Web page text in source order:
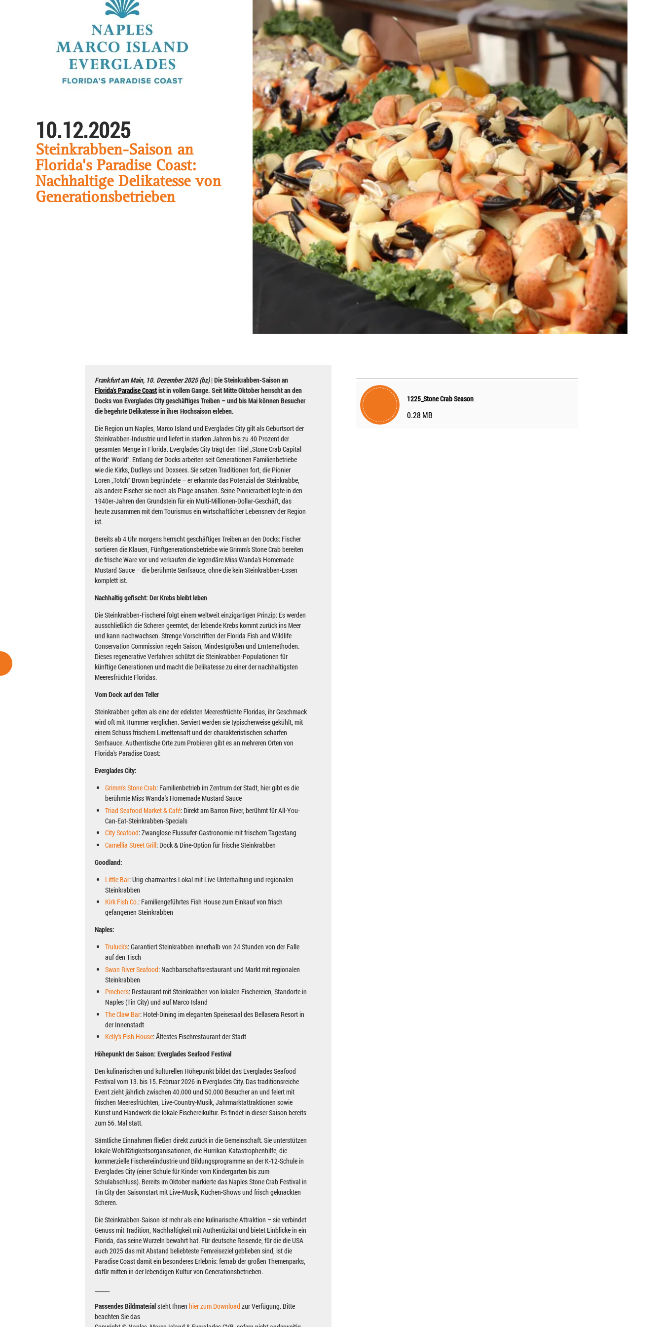
10.12.2025
Steinkrabben-Saison an
Florida's Paradise Coast:
Nachhaltige Delikatesse von
Generationsbetrieben
Frankfurt am Main, 10. Dezember 2025 (bz)| Die Steinkrabben-Saison an
Florida's Paradise Coastist in vollem Gange. Seit Mitte Oktober herrscht an den
Docks von Everglades City geschäftiges Treiben – und bis Mai können Besucher
die begehrte Delikatesse in ihrer Hochsaison erleben.
Die Region um Naples, Marco Island und Everglades City gilt als Geburtsort der
Steinkrabben-Industrie und liefert in starken Jahren bis zu 40 Prozent der
gesamten Menge in Florida. Everglades City trägt den Titel „Stone Crab Capital
of the World“. Entlang der Docks arbeiten seit Generationen Familienbetriebe
wie die Kirks, Dudleys und Doxsees. Sie setzen Traditionen fort, die Pionier
Loren „Totch“ Brown begründete – er erkannte das Potenzial der Steinkrabbe,
als andere Fischer sie noch als Plage ansahen. Seine Pionierarbeit legte in den
1940er-Jahren den Grundstein für ein Multi-Millionen-Dollar-Geschäft, das
heute zusammen mit dem Tourismus ein wirtschaftlicher Lebensnerv der Region
ist.
Bereits ab 4 Uhr morgens herrscht geschäftiges Treiben an den Docks: Fischer
sortieren die Klauen, Fünftgenerationsbetriebe wie Grimm's Stone Crab bereiten
die frische Ware vor und verkaufen die legendäre Miss Wanda's Homemade
Mustard Sauce – die berühmte Senfsauce, ohne die kein Steinkrabben-Essen
komplett ist.
Nachhaltig gefischt: Der Krebs bleibt leben
Die Steinkrabben-Fischerei folgt einem weltweit einzigartigen Prinzip: Es werden
ausschließlich die Scheren geerntet, der lebende Krebs kommt zurück ins Meer
und kann nachwachsen. Strenge Vorschriften der Florida Fish and Wildlife
Conservation Commission regeln Saison, Mindestgrößen und Erntemethoden.
Dieses regenerative Verfahren schützt die Steinkrabben-Populationen für
künftige Generationen und macht die Delikatesse zu einer der nachhaltigsten
Meeresfrüchte Floridas.
Vom Dock auf den Teller
Steinkrabben gelten als eine der edelsten Meeresfrüchte Floridas, ihr Geschmack
wird oft mit Hummer verglichen. Serviert werden sie typischerweise gekühlt, mit
einem Schuss frischem Limettensaft und der charakteristischen scharfen
Senfsauce. Authentische Orte zum Probieren gibt es an mehreren Orten von
Florida's Paradise Coast:
Everglades City:
Grimm's Stone Crab: Familienbetrieb im Zentrum der Stadt, hier gibt es die
berühmte Miss Wanda's Homemade Mustard Sauce
Triad Seafood Market & Café: Direkt am Barron River, berühmt für All-You-
Can-Eat-Steinkrabben-Specials
City Seafood: Zwanglose Flussufer-Gastronomie mit frischem Tagesfang
Camellia Street Grill: Dock & Dine-Option für frische Steinkrabben
Goodland:
Little Bar: Urig-charmantes Lokal mit Live-Unterhaltung und regionalen
Steinkrabben
Kirk Fish Co.: Familiengeführtes Fish House zum Einkauf von frisch
gefangenen Steinkrabben
Naples:
Truluck's: Garantiert Steinkrabben innerhalb von 24 Stunden von der Falle
auf den Tisch
Swan River Seafood: Nachbarschaftsrestaurant und Markt mit regionalen
Steinkrabben
Pincher’s: Restaurant mit Steinkrabben von lokalen Fischereien, Standorte in
Naples (Tin City) und auf Marco Island
The Claw Bar: Hotel-Dining im eleganten Speisesaal des Bellasera Resort in
der Innenstadt
Kelly’s Fish House: Ältestes Fischrestaurant der Stadt
Höhepunkt der Saison: Everglades Seafood Festival
Den kulinarischen und kulturellen Höhepunkt bildet das Everglades Seafood
Festival vom 13. bis 15. Februar 2026 in Everglades City. Das traditionsreiche
Event zieht jährlich zwischen 40.000 und 50.000 Besucher an und feiert mit
frischen Meeresfrüchten, Live-Country-Musik, Jahrmarktattraktionen sowie
Kunst und Handwerk die lokale Fischereikultur. Es findet in dieser Saison bereits
zum 56. Mal statt.
Sämtliche Einnahmen fließen direkt zurück in die Gemeinschaft. Sie unterstützen
lokale Wohltätigkeitsorganisationen, die Hurrikan-Katastrophenhilfe, die
kommerzielle Fischereiindustrie und Bildungsprogramme an der K-12-Schule in
Everglades City (einer Schule für Kinder vom Kindergarten bis zum
Schulabschluss). Bereits im Oktober markierte das Naples Stone Crab Festival in
Tin City den Saisonstart mit Live-Musik, Küchen-Shows und frisch geknackten
Scheren.
Die Steinkrabben-Saison ist mehr als eine kulinarische Attraktion – sie verbindet
Genuss mit Tradition, Nachhaltigkeit mit Authentizität und bietet Einblicke in ein
Florida, das seine Wurzeln bewahrt hat. Für deutsche Reisende, für die die USA
auch 2025 das mit Abstand beliebteste Fernreiseziel geblieben sind, ist die
Paradise Coast damit ein besonderes Erlebnis: fernab der großen Themenparks,
dafür mitten in der lebendigen Kultur von Generationsbetrieben.
Passendes Bildmaterialsteht Ihnen hier zum Download zur Verfügung. Bitte
beachten Sie das
1225_Stone Crab Season
0.28 MB